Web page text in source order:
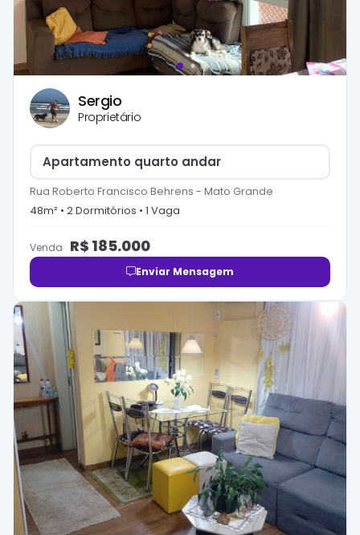
Sergio
Proprietário
Apartamento quarto andar
Rua Roberto Francisco Behrens - Mato Grande
48m² • 2Dormitórios • 1 Vaga
Venda R$ 185.000
Enviar Mensagem